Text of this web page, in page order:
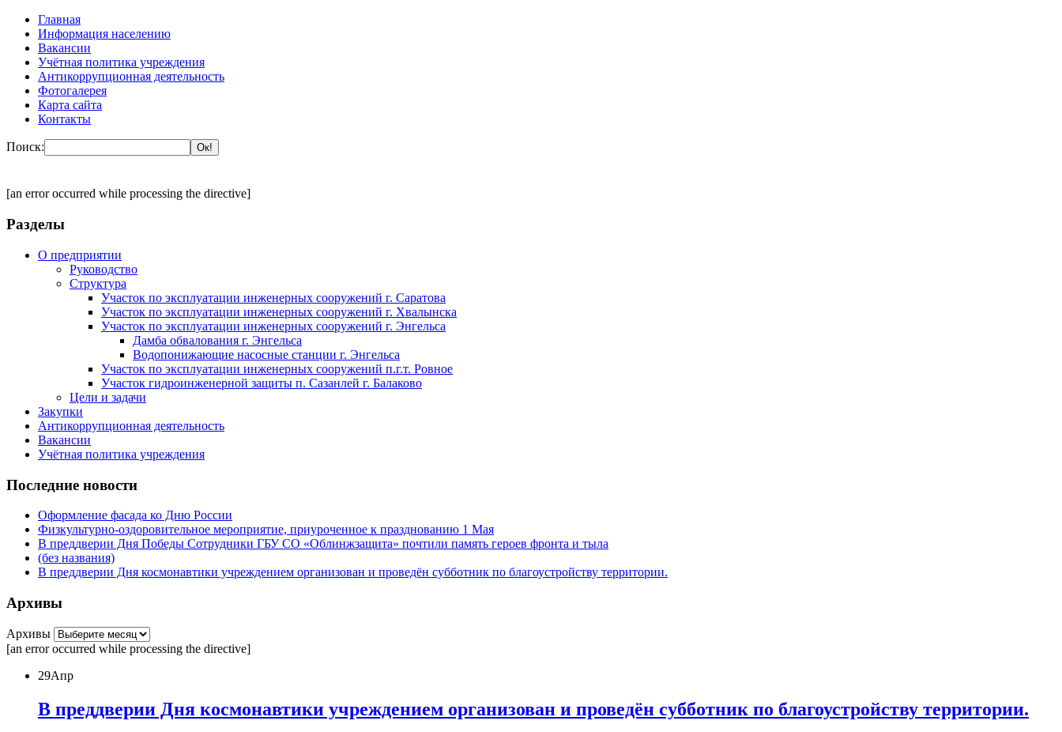
Главная
Информация населению
Вакансии
Учётная политика учреждения
Антикоррупционная деятельность
Фотогалерея
Карта сайта
Контакты
Поиск:
[an error occurred while processing the directive]
Разделы
О предприятии
Руководство
Структура
Участок по эксплуатации инженерных сооружений г. Саратова
Участок по эксплуатации инженерных сооружений г. Хвалынска
Участок по эксплуатации инженерных сооружений г. Энгельса
Дамба обвалования г. Энгельса
Водопонижающие насосные станции г. Энгельса
Участок по эксплуатации инженерных сооружений п.г.т. Ровное
Участок гидроинженерной защиты п. Сазанлей г. Балаково
Цели и задачи
Закупки
Антикоррупционная деятельность
Вакансии
Учётная политика учреждения
Последние новости
Оформление фасада ко Дню России
Физкультурно-оздоровительное мероприятие, приуроченное к празднованию 1 Мая
В преддверии Дня Победы Сотрудники ГБУ СО «Облинжзащита» почтили память героев фронта и тыла
(без названия)
В преддверии Дня космонавтики учреждением организован и проведён субботник по благоустройству территории.
Архивы
Архивы
[an error occurred while processing the directive]
29Апр
В преддверии Дня космонавтики учреждением организован и проведён субботник по благоустройству территории.